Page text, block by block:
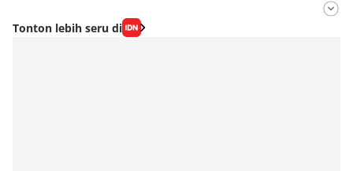
Editor
Fahrul Razi Uni Nurullah
Tonton lebih seru di